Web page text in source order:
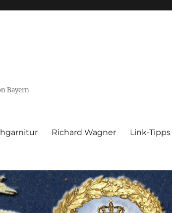
Bayern
Richard Wagner Link-Tipps